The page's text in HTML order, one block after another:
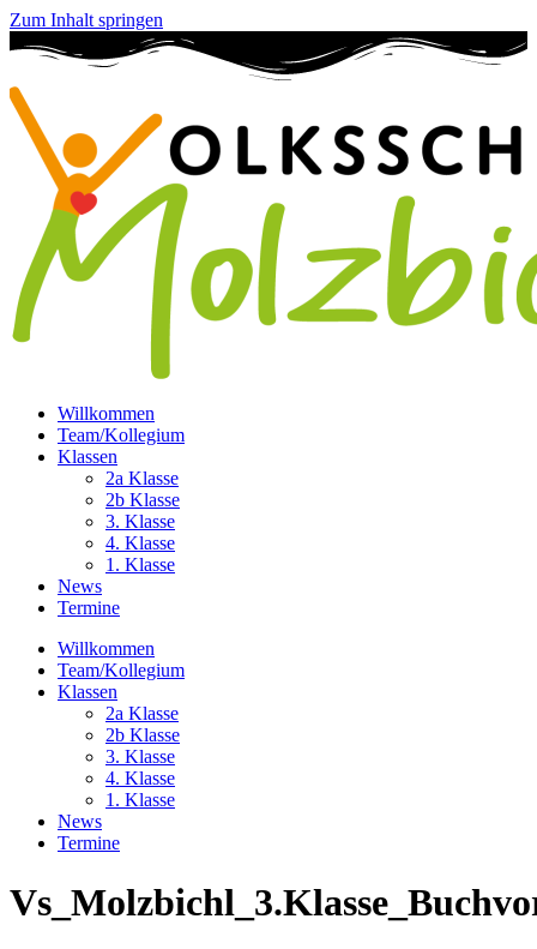
Zum Inhalt springen
Willkommen
Team/Kollegium
Klassen
2a Klasse
2b Klasse
3. Klasse
4. Klasse
1. Klasse
News
Termine
Willkommen
Team/Kollegium
Klassen
2a Klasse
2b Klasse
3. Klasse
4. Klasse
1. Klasse
News
Termine